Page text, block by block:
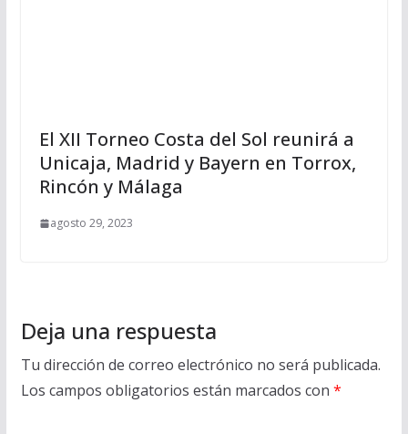
El XII Torneo Costa del Sol reunirá a
Unicaja, Madrid y Bayern en Torrox,
Rincón y Málaga
agosto 29, 2023
Deja una respuesta
Tu dirección de correo electrónico no será publicada.
Los campos obligatorios están marcados con *